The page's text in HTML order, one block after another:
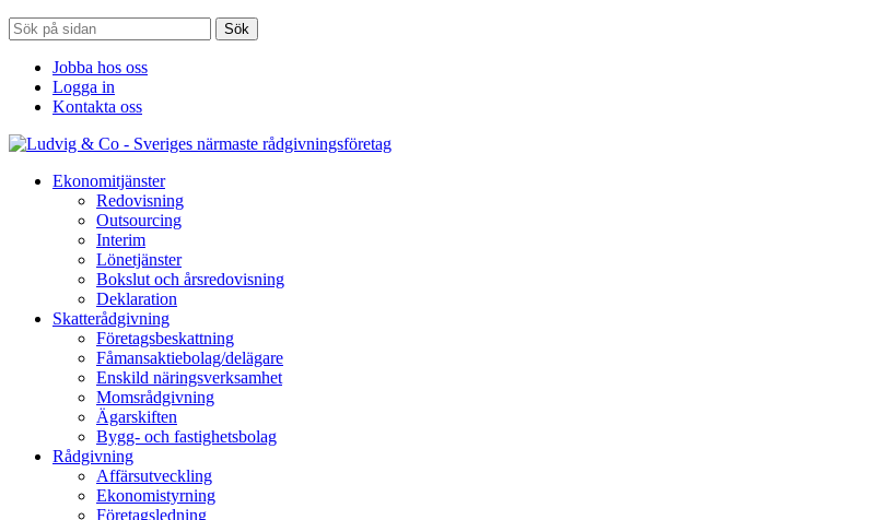
Sök
Jobba hos oss
Logga in
Kontakta oss
Ekonomitjänster
Redovisning
Outsourcing
Interim
Lönetjänster
Bokslut och årsredovisning
Deklaration
Skatterådgivning
Företagsbeskattning
Fåmansaktiebolag/delägare
Enskild näringsverksamhet
Momsrådgivning
Ägarskiften
Bygg- och fastighetsbolag
Rådgivning
Affärsutveckling
Ekonomistyrning
Företagsledning